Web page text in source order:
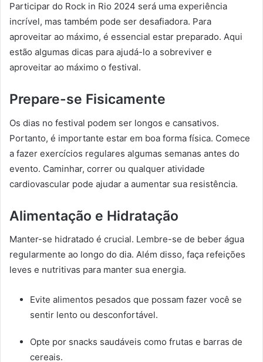
Participar do Rock in Rio 2024 será uma experiência
incrível, mas também pode ser desafiadora. Para
aproveitar ao máximo, é essencial estar preparado. Aqui
estão algumas dicas para ajudá-lo a sobreviver e
aproveitar ao máximo o festival.
Prepare-se Fisicamente
Os dias no festival podem ser longos e cansativos.
Portanto, é importante estar em boa forma física. Comece
a fazer exercícios regulares algumas semanas antes do
evento. Caminhar, correr ou qualquer atividade
cardiovascular pode ajudar a aumentar sua resistência.
Alimentação e Hidratação
Manter-se hidratado é crucial. Lembre-se de beber água
regularmente ao longo do dia. Além disso, faça refeições
leves e nutritivas para manter sua energia.
Evite alimentos pesados que possam fazer você se
sentir lento ou desconfortável.
Opte por snacks saudáveis como frutas e barras de
cereais.